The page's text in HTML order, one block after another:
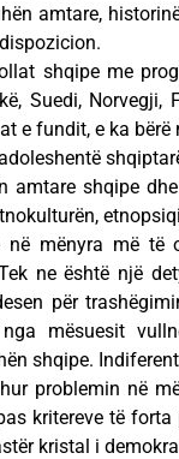
amtare,
shqipe me
Suedi, Norvegji,
e fundit, e ka
amtare shqipe
mënyra më të
ne është një
për
mësuesit
shqipe.
problemin në
kritereve të
kristal i